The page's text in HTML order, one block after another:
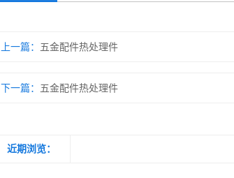
上一篇： 五金配件热处理件
下一篇： 五金配件热处理件
近期浏览：